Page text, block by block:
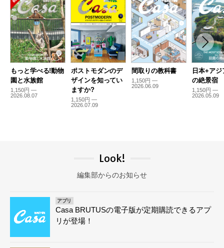
もっと学べる!動物
園と水族館
1,150円 —
2026.08.07
ポストモダンのデ
ザインを知ってい
ますか?
1,150円 —
2026.07.09
間取りの教科書
1,150円 —
2026.06.09
日本+アジ
の絶景宿
1,150円 —
2026.05.09
Look!
編集部からのお知らせ
アプリ
Casa BRUTUSの電子版が定期購読できるアプ
リが登場！